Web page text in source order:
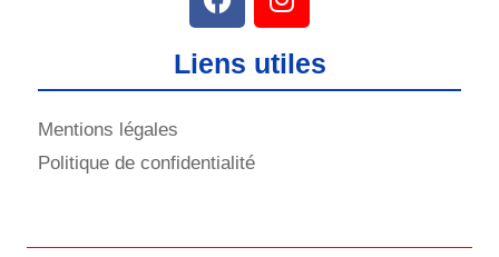
Liens utiles
Mentions légales
Politique de confidentialité